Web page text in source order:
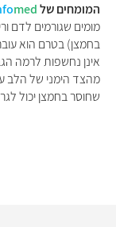
המומחים שלmed
מומים שגורמים לדם
בחמצן) בטרם הוא
אינן נחשפות לרמה
מהצד הימני של הלב
שחוסר בחמצן יכול